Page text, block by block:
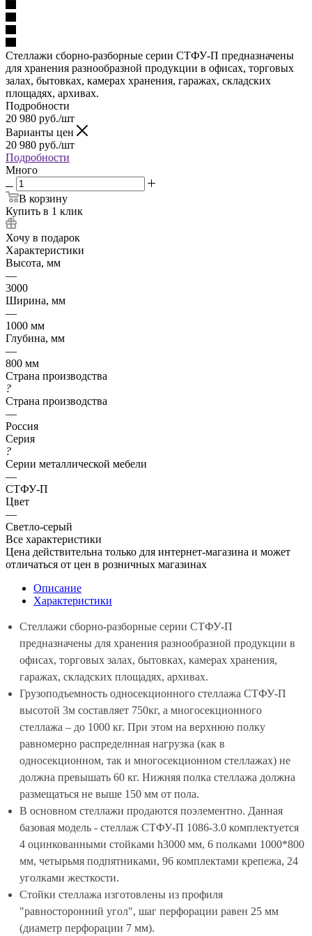
Стеллажи сборно-разборные серии СТФУ-П предназначены
для хранения разнообразной продукции в офисах, торговых
залах, бытовках, камерах хранения, гаражах, складских
площадях, архивах.
Подробности
20 980 руб./шт
Варианты цен
20 980 руб./шт
Подробности
Много
В корзину
Купить в 1 клик
Хочу в подарок
Характеристики
Высота, мм
—
3000
Ширина, мм
—
1000 мм
Глубина, мм
—
800 мм
Страна производства
?
Страна производства
—
Россия
Серия
?
Серии металлической мебели
—
СТФУ-П
Цвет
—
Светло-серый
Все характеристики
Цена действительна только для интернет-магазина и может
отличаться от цен в розничных магазинах
Описание
Характеристики
Стеллажи сборно-разборные серии СТФУ-П
предназначены для хранения разнообразной продукции в
офисах, торговых залах, бытовках, камерах хранения,
гаражах, складских площадях, архивах.
Грузоподъемность односекционного стеллажа СТФУ-П
высотой 3м составляет 750кг, а многосекционного
стеллажа – до 1000 кг. При этом на верхнюю полку
равномерно распределнная нагрузка (как в
односекционном, так и многосекционном стеллажах) не
должна превышать 60 кг. Нижняя полка стеллажа должна
размещаться не выше 150 мм от пола.
В основном стеллажи продаются поэлементно. Данная
базовая модель - стеллаж СТФУ-П 1086-3.0 комплектуется
4 оцинкованными стойками h3000 мм, 6 полками 1000*800
мм, четырьмя подпятниками, 96 комплектами крепежа, 24
уголками жесткости.
Стойки стеллажа изготовлены из профиля
"равносторонний угол", шаг перфорации равен 25 мм
(диаметр перфорации 7 мм).